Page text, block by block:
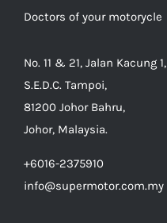
Doctors of your motorycle
No. 11 & 21, Jalan Kacung 1,
S.E.D.C. Tampoi,
81200 Johor Bahru,
Johor, Malaysia.
+6016-2375910
info@supermotor.com.my